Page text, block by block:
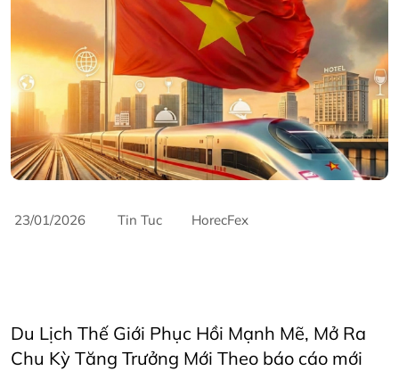
23/01/2026 Tin Tuc HorecFex
Du Lịch Thế Giới Phục Hồi Mạnh Mẽ, Mở Ra
Chu Kỳ Tăng Trưởng Mới Theo báo cáo mới